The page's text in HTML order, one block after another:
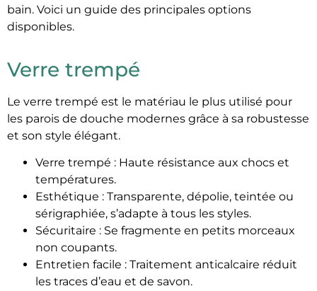
bain. Voici un guide des principales options
disponibles.
Verre trempé
Le verre trempé est le matériau le plus utilisé pour
les parois de douche modernes grâce à sa robustesse
et son style élégant.
Verre trempé : Haute résistance aux chocs et
températures.
Esthétique : Transparente, dépolie, teintée ou
sérigraphiée, s’adapte à tous les styles.
Sécuritaire : Se fragmente en petits morceaux
non coupants.
Entretien facile : Traitement anticalcaire réduit
les traces d’eau et de savon.